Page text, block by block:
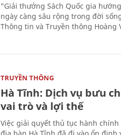
"Giải thưởng Sách Quốc gia
ngày càng sâu rộng trong đời
Thông tin và Truyền thông Hoàng
TRUYỀN THÔNG
Hà Tĩnh: Dịch vụ bưu
vai trò và lợi thế
Việc giải quyết thủ tục hành